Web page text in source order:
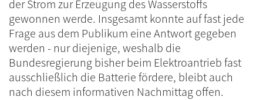
der Strom zur Erzeugung des Wasserstoffs
gewonnen werde. Insgesamt konnte auf fast jede
Frage aus dem Publikum eine Antwort gegeben
werden - nur diejenige, weshalb die
Bundesregierung bisher beim Elektroantrieb fast
ausschließlich die Batterie fördere, bleibt auch
nach diesem informativen Nachmittag offen.